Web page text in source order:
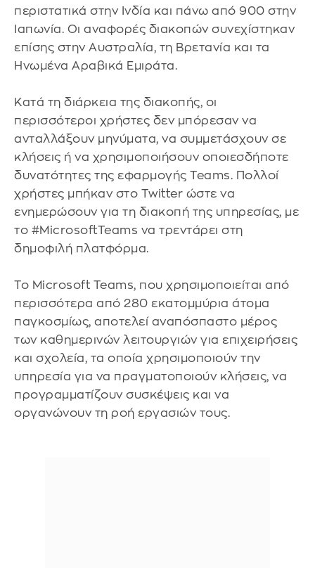
περιστατικά στην Ινδία και πάνω από 900 στην
Ιαπωνία. Οι αναφορές διακοπών συνεχίστηκαν
επίσης στην Αυστραλία, τη Βρετανία και τα
Ηνωμένα Αραβικά Εμιράτα.
Κατά τη διάρκεια της διακοπής, οι
περισσότεροι χρήστες δεν μπόρεσαν να
ανταλλάξουν μηνύματα, να συμμετάσχουν σε
κλήσεις ή να χρησιμοποιήσουν οποιεσδήποτε
δυνατότητες της εφαρμογής Teams. Πολλοί
χρήστες μπήκαν στο Twitter ώστε να
ενημερώσουν για τη διακοπή της υπηρεσίας, με
το #MicrosoftTeams να τρεντάρει στη
δημοφιλή πλατφόρμα.
Το Microsoft Teams, που χρησιμοποιείται από
περισσότερα από 280 εκατομμύρια άτομα
παγκοσμίως, αποτελεί αναπόσπαστο μέρος
των καθημερινών λειτουργιών για επιχειρήσεις
και σχολεία, τα οποία χρησιμοποιούν την
υπηρεσία για να πραγματοποιούν κλήσεις, να
προγραμματίζουν συσκέψεις και να
οργανώνουν τη ροή εργασιών τους.